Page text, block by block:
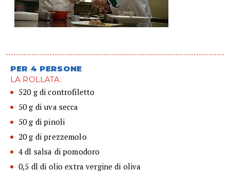
PER 4 PERSONE
LA ROLLATA:
520 g di controfiletto
50 g di uva secca
50 g di pinoli
20 g di prezzemolo
4 dl salsa di pomodoro
0,5 dl di olio extra vergine di oliva